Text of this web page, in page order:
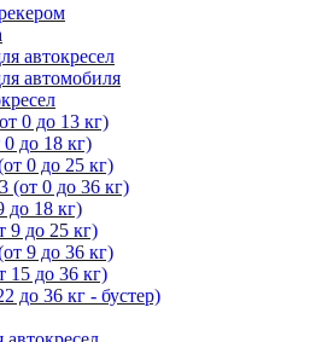
автокресел
автомобиля
0 до 13 кг)
до 18 кг)
0 до 25 кг)
(от 0 до 36 кг)
до 18 кг)
9 до 25 кг)
9 до 36 кг)
15 до 36 кг)
до 36 кг - бустер)